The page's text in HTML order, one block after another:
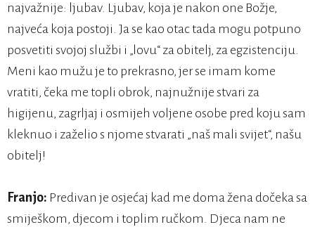
najvažnije: ljubav. Ljubav, koja je nakon one Božje,
najveća koja postoji. Ja se kao otac tada mogu potpuno
posvetiti svojoj službi i „lovu“ za obitelj, za egzistenciju.
Meni kao mužu je to prekrasno, jer se imam kome
vratiti, čeka me topli obrok, najnužnije stvari za
higijenu, zagrljaj i osmijeh voljene osobe pred koju sam
kleknuo i zaželio s njome stvarati „naš mali svijet“, našu
obitelj!
Franjo: Predivan je osjećaj kad me doma žena dočeka sa
smiješkom, djecom i toplim ručkom. Djeca nam ne